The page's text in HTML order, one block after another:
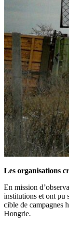
Les organisations
En mission
institutions et ont pu
cible de campagnes
Hongrie.